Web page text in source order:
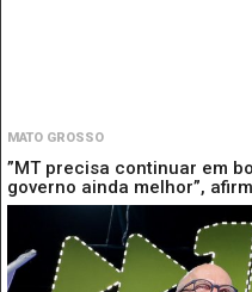
MATO GROSSO
”MT precisa continuar em
governo ainda melhor”,